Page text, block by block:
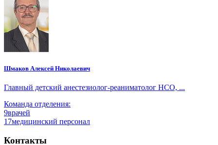
Шмаков Алексей Николаевич
Главный детский анестезиолог-реаниматолог НСО, ...
Команда отделения:
9врачей
17медицинский персонал
Контакты